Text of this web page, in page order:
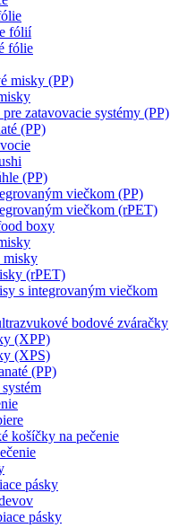
fólií
fólie
misky (PP)
zatavovacie systémy (PP)
(PP)
(PP)
viečkom (PP)
viečkom (rPET)
boxy
misky
(rPET)
s integrovaným viečkom
bodové zváračky
(XPP)
(XPS)
(PP)
košíčky na pečenie
pásky
pásky